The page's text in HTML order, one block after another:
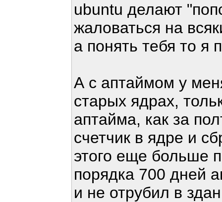
ubuntu делают
жаловаться на
а понять тебя то я
А с аптаймом у
старых ядрах,
аптайма, как за
счетчик в ядре и
этого еще больше
порядка 700 дней
и не отрубил в